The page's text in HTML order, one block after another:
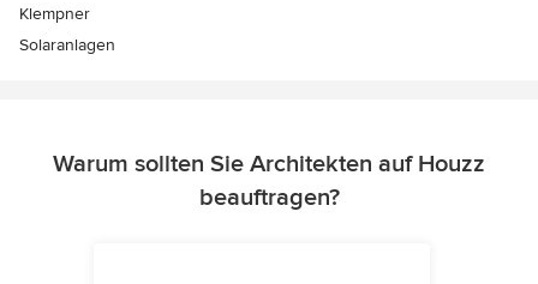
Klempner
Solaranlagen
Warum sollten Sie Architekten auf Houzz
beauftragen?